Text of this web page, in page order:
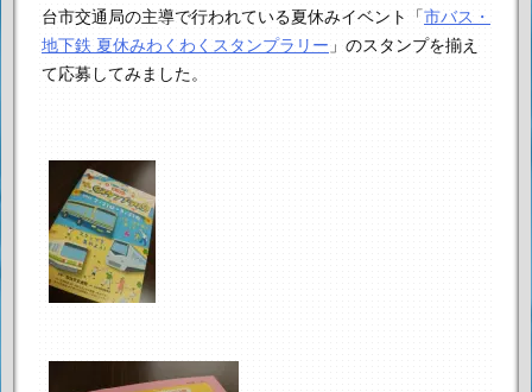
台市交通局の主導で行われている夏休みイベント 「市バス・
地下鉄 夏休みわくわくスタンプラリー 」 のスタンプを揃え
て応募してみました。